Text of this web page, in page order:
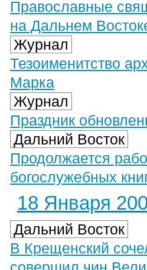
Православные
на Дальнем
Журнал
Тезоименитство
Марка
Журнал
Праздник
Дальний Восток
Продолжается
богослужебных
18 Января
Дальний Восток
В Крещенский